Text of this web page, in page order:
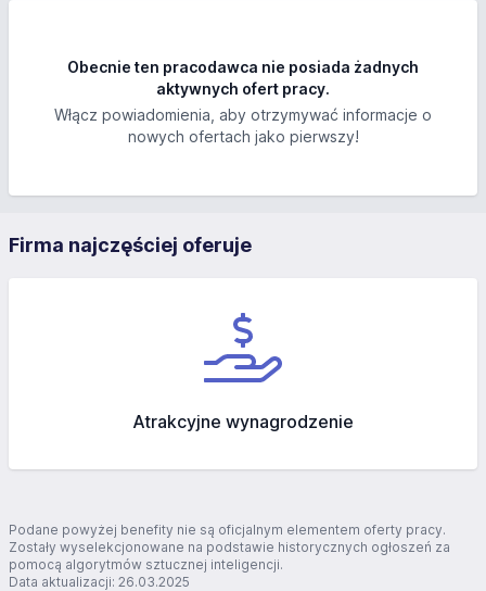
Obecnie ten pracodawca nie posiada żadnych
aktywnych ofert pracy.
Włącz powiadomienia, aby otrzymywać informacje o
nowych ofertach jako pierwszy!
Firma najczęściej oferuje
Atrakcyjne wynagrodzenie
Podane powyżej benefity nie są oficjalnym elementem oferty pracy.
Zostały wyselekcjonowane na podstawie historycznych ogłoszeń za
pomocą algorytmów sztucznej inteligencji.
Data aktualizacji: 26.03.2025